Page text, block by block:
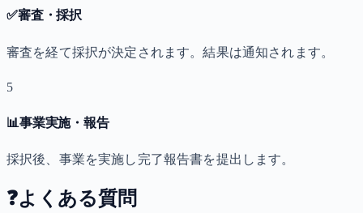
✅審査・採択
審査を経て採択が決定されます。結果は通知されます。
5
📊事業実施・報告
採択後、事業を実施し完了報告書を提出します。
❓よくある質問